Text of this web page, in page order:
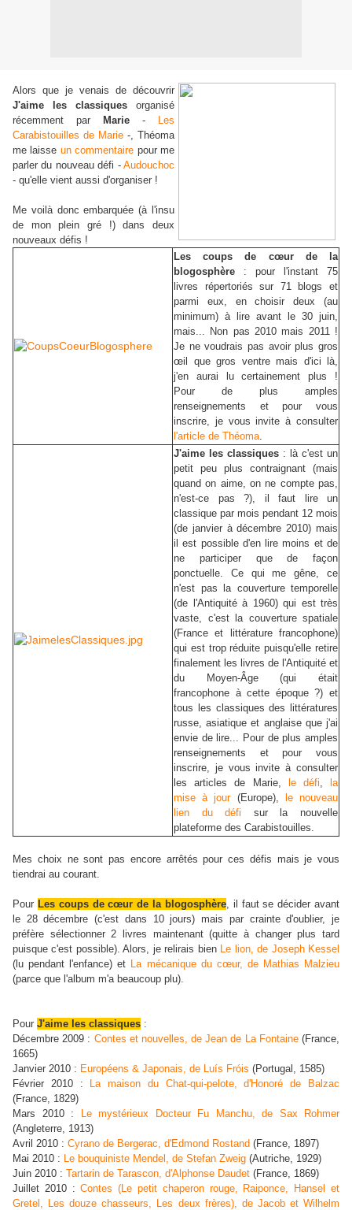
Alors que je venais de découvrir
J'aime les classiques organisé
récemment par
Marie -
Les
Carabistouilles de Marie -, Théoma
me laisse un commentaire pour me
parler du nouveau défi - Audouchoc
- qu'elle vient aussi d'organiser !
Me voilà donc embarquée (à l'insu
de mon plein gré !) dans deux
nouveaux défis !
Les coups de cœur de la
blogosphère : pour l'instant 75
livres répertoriés sur 71 blogs et
parmi eux, en choisir deux (au
minimum) à lire avant le 30 juin,
mais... Non pas 2010 mais 2011 !
Je ne voudrais pas avoir plus gros
œil que gros ventre mais d'ici là,
j'en aurai lu certainement plus !
Pour de plus amples
renseignements et pour vous
inscrire, je vous invite à consulter
l'article de Théoma.
J'aime les classiques : là c'est un
petit peu plus contraignant (mais
quand on aime, on ne compte pas,
n'est-ce pas ?), il faut lire un
classique par mois pendant 12 mois
(de janvier à décembre 2010) mais
il est possible d'en lire moins et de
ne participer que de façon
ponctuelle. Ce qui me gêne, ce
n'est pas la couverture temporelle
(de l'Antiquité à 1960) qui est très
vaste, c'est la couverture spatiale
(France et littérature francophone)
qui est trop réduite puisqu'elle retire
finalement les livres de l'Antiquité et
du Moyen-Âge (qui était
francophone à cette époque ?) et
tous les classiques des littératures
russe, asiatique et anglaise que j'ai
envie de lire... Pour de plus amples
renseignements et pour vous
inscrire, je vous invite à consulter
les articles de Marie,
le défi,
la
mise à jour(Europe),
le nouveau
lien du défi sur la nouvelle
plateforme des Carabistouilles.
Mes choix ne sont pas encore arrêtés pour ces défis mais je vous
tiendrai au courant.
Pour Les coups de cœur de la blogosphère, il faut se décider avant
le 28 décembre (c'est dans 10 jours) mais par crainte d'oublier, je
préfère sélectionner 2 livres maintenant (quitte à changer plus tard
puisque c'est possible). Alors, je relirais bien Le lion, de Joseph Kessel
(lu pendant l'enfance) et La mécanique du cœur, de Mathias Malzieu
(parce que l'album m'a beaucoup plu).
Pour J'aime les classiques :
Décembre 2009 : Contes et nouvelles, de Jean de La Fontaine(France,
1665)
Janvier 2010 : Européens & Japonais, de Luís Fróis (Portugal, 1585)
Février 2010 :
La maison du Chat-qui-pelote, d'Honoré de Balzac
(France, 1829)
Mars 2010 :
Le mystérieux Docteur Fu Manchu, de Sax Rohmer
(Angleterre, 1913)
Avril 2010 : Cyrano de Bergerac, d'Edmond Rostand (France, 1897)
Mai 2010 : Le bouquiniste Mendel, de Stefan Zweig (Autriche, 1929)
Juin 2010 : Tartarin de Tarascon, d'Alphonse Daudet (France, 1869)
Juillet 2010 :Contes (Le petit chaperon rouge, Raiponce, Hansel et
Gretel, Les douze chasseurs, Les deux frères), de Jacob et Wilhelm